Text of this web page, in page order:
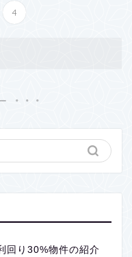
4
回り30%物件の紹介